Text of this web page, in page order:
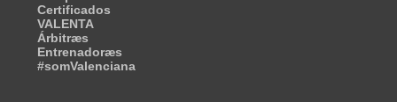
Certificados
VALENTA
Árbitræs
Entrenadoræs
#somValenciana